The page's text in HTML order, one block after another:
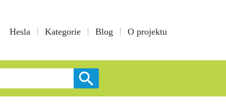
Hesla Kategorie Blog O projektu